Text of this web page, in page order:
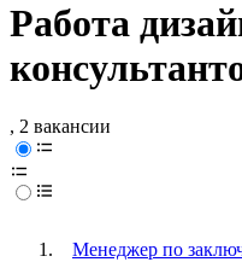
Работа
, 2 вакансии
Менеджер по